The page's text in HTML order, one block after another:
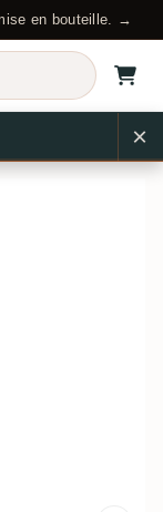
en bouteille. →
EN